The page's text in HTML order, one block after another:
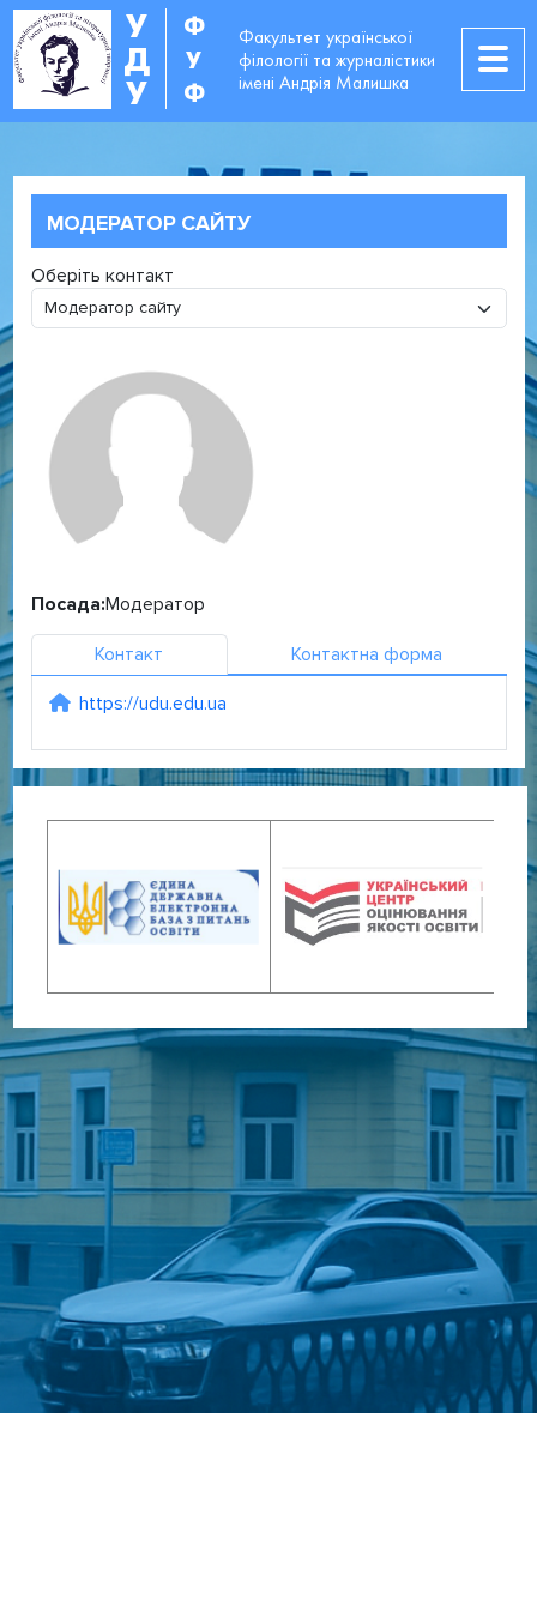
У
Д
У
Ф
У
Ф
Факультет української
філології та журналістики
імені Андрія Малишка
МОДЕРАТОР САЙТУ
Оберіть контакт
Посада:Модератор
Контакт Контактна форма
Сайт:https://udu.edu.ua